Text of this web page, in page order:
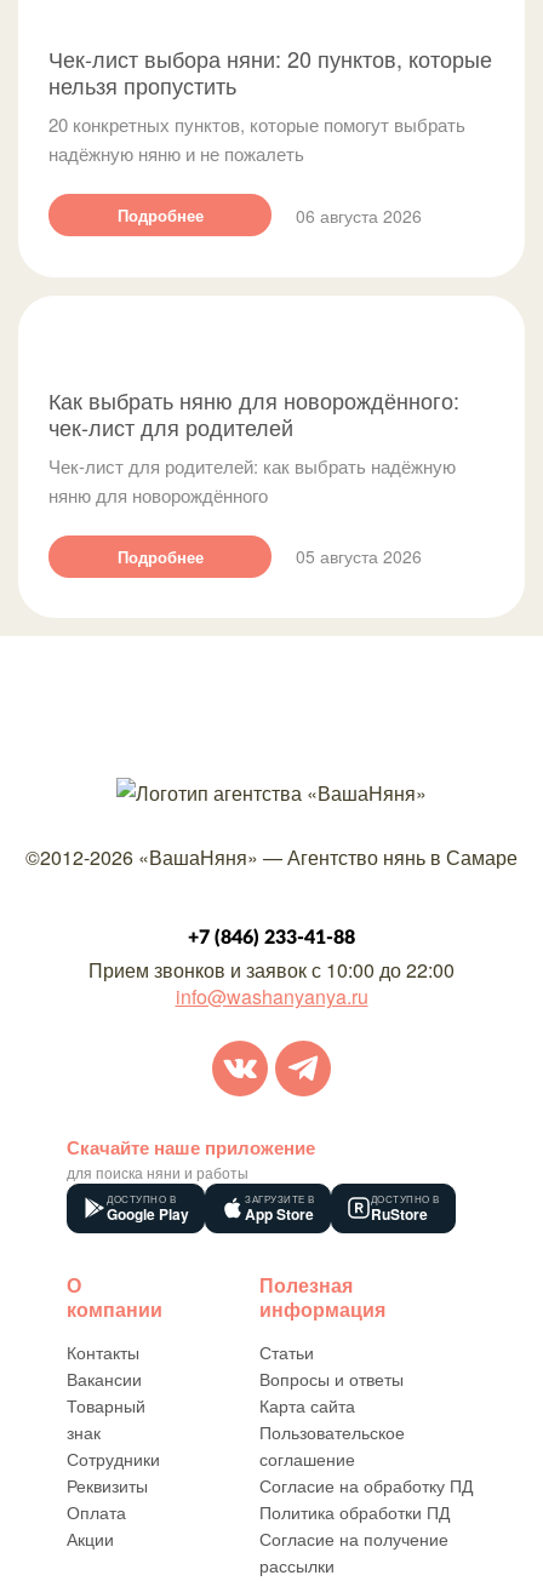
Чек-лист выбора няни: 20 пунктов, которые
нельзя пропустить
20 конкретных пунктов, которые помогут выбрать
надёжную няню и не пожалеть
Подробнее 06 августа 2026
Как выбрать няню для новорождённого:
чек-лист для родителей
Чек-лист для родителей: как выбрать надёжную
няню для новорождённого
Подробнее 05 августа 2026
©2012-2026 «ВашаНяня» —Агентство нянь в Самаре
+7 (846) 233-41-88
Прием звонков и заявок с 10:00 до 22:00
info@washanyanya.ru
Скачайте наше приложение
для поиска няни и работы
ДОСТУПНО В
Google Play
ЗАГРУЗИТЕ В
App Store
ДОСТУПНО В
RuStore
О
компании
Контакты
Вакансии
Товарный
знак
Сотрудники
Реквизиты
Оплата
Акции
Полезная
информация
Статьи
Вопросы и ответы
Карта сайта
Пользовательское
соглашение
Согласие на обработку ПД
Политика обработки ПД
Согласие на получение
рассылки